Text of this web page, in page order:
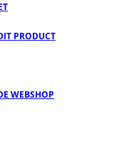
PRODUCT
WEBSHOP